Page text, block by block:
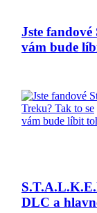
Jste
vám bude
DLC a